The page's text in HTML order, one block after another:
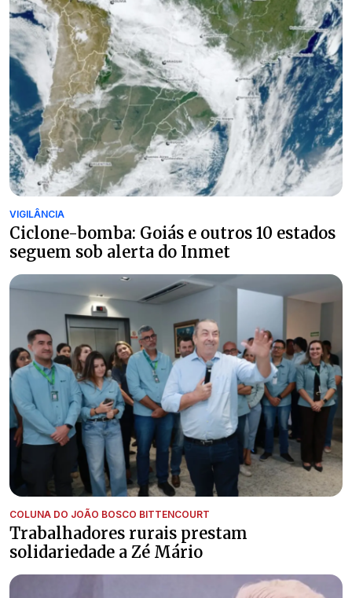
VIGILÂNCIA
Ciclone-bomba: Goiás e outros 10 estados
seguem sob alerta do Inmet
COLUNA DO JOÃO BOSCO BITTENCOURT
Trabalhadores rurais prestam
solidariedade a Zé Mário